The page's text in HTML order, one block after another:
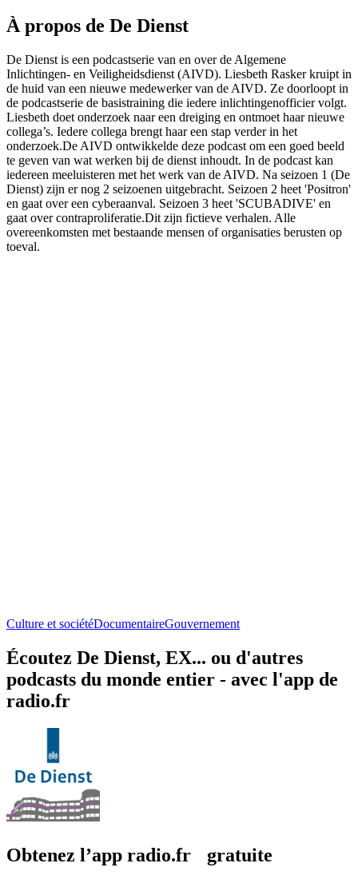
À propos de De Dienst
De Dienst is een podcastserie van en over de Algemene
Inlichtingen- en Veiligheidsdienst (AIVD). Liesbeth Rasker kruipt in
de huid van een nieuwe medewerker van de AIVD. Ze doorloopt in
de podcastserie de basistraining die iedere inlichtingenofficier volgt.
Liesbeth doet onderzoek naar een dreiging en ontmoet haar nieuwe
collega’s. Iedere collega brengt haar een stap verder in het
onderzoek.De AIVD ontwikkelde deze podcast om een goed beeld
te geven van wat werken bij de dienst inhoudt. In de podcast kan
iedereen meeluisteren met het werk van de AIVD. Na seizoen 1 (De
Dienst) zijn er nog 2 seizoenen uitgebracht. Seizoen 2 heet 'Positron'
en gaat over een cyberaanval. Seizoen 3 heet 'SCUBADIVE' en
gaat over contraproliferatie.Dit zijn fictieve verhalen. Alle
overeenkomsten met bestaande mensen of organisaties berusten op
toeval.
Culture et sociétéDocumentaireGouvernement
Écoutez De Dienst, EX... ou d'autres
podcasts du monde entier - avec l'app de
radio.fr
Obtenez l’app radio.fr gratuite